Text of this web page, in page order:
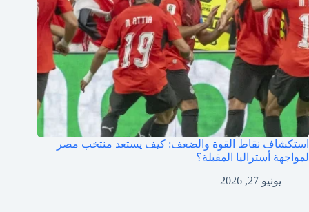
استكشاف نقاط القوة والضعف: كيف يستعد منتخب مصر
لمواجهة أستراليا المقبلة؟
يونيو 27, 2026